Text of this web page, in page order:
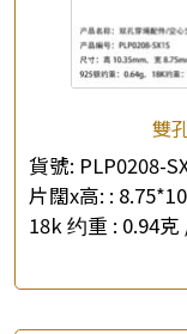
雙
貨號: PLP0208-
片闊x高: :
18k 约重 : 0.94克